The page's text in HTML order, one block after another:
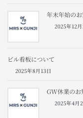
年末年始の
2025年12
ビル看板について
2025年8月13日
GW休業のお
2025年4月